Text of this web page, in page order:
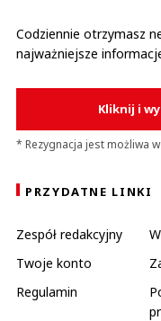
Codziennie otrzymasz
najważniejsze
Kliknij i
* Rezygnacja jest możliwa
PRZYDATNE LINKI
Zespół redakcyjny
Twoje konto
Regulamin